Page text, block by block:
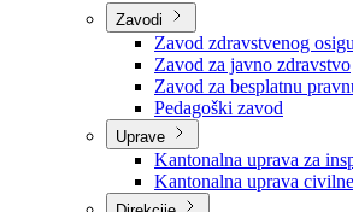
Centar za socijalni rad
Dom za stara i iznemogla
Kantonalna bolnica
Zavodi
Zavod zdravstvenog
Zavod za javno zdravstvo
Zavod za besplatnu
Pedagoški zavod
Uprave